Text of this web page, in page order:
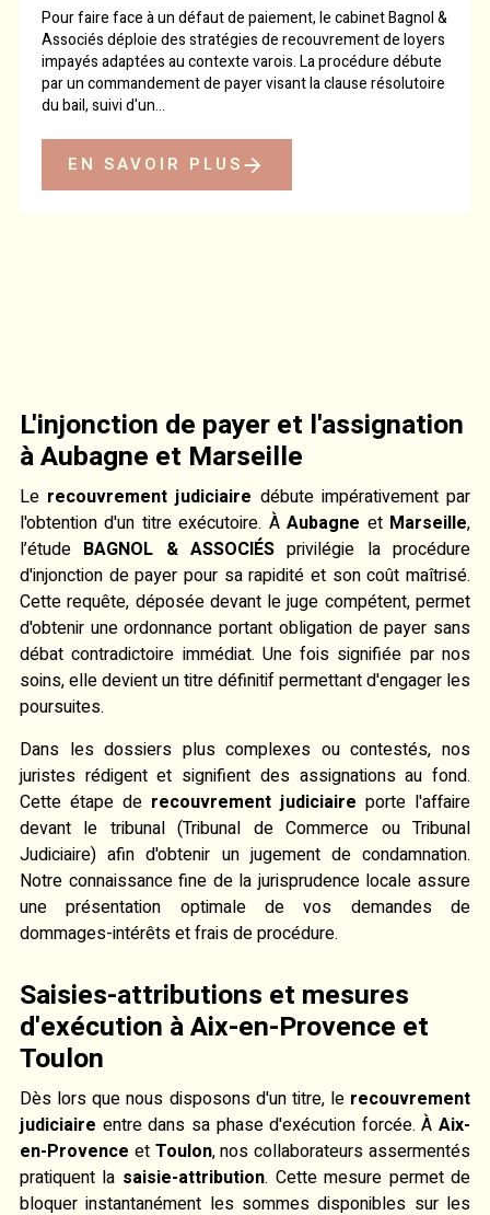
Pour faire face à un défaut de paiement, le cabinet Bagnol &
Associés déploie des stratégies de recouvrement de loyers
impayés adaptées au contexte varois. La procédure débute
par un commandement de payer visant la clause résolutoire
du bail, suivi d'un...
EN SAVOIR PLUS
L'injonction de payer et l'assignation
à Aubagne et Marseille
Le recouvrement judiciaire débute impérativement par
l'obtention d'un titre exécutoire. ÀAubagne et Marseille,
l’étude BAGNOL & ASSOCIÉS privilégie la procédure
d'injonction de payer pour sa rapidité et son coût maîtrisé.
Cette requête, déposée devant le juge compétent, permet
d'obtenir une ordonnance portant obligation de payer sans
débat contradictoire immédiat. Une fois signifiée par nos
soins, elle devient un titre définitif permettant d'engager les
poursuites.
Dans les dossiers plus complexes ou contestés, nos
juristes rédigent et signifient des assignations au fond.
Cette étape de recouvrement judiciaire porte l'affaire
devant le tribunal (Tribunal de Commerce ou Tribunal
Judiciaire) afin d'obtenir un jugement de condamnation.
Notre connaissance fine de la jurisprudence locale assure
une présentation optimale de vos demandes de
dommages-intérêts et frais de procédure.
Saisies-attributions et mesures
d'exécution à Aix-en-Provence et
Toulon
Dès lors que nous disposons d'un titre, le recouvrement
judiciaire entre dans sa phase d'exécution forcée. ÀAix-
en-Provence et Toulon, nos collaborateurs assermentés
pratiquent la saisie-attribution. Cette mesure permet de
bloquer instantanément les sommes disponibles sur les